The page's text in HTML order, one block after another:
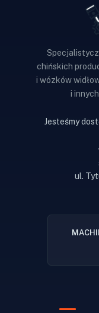
chińskich
i wózków
i
Jesteśmy
ul.